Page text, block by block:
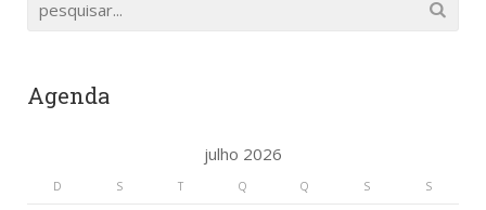
Agenda
julho 2026
D S T Q Q S S